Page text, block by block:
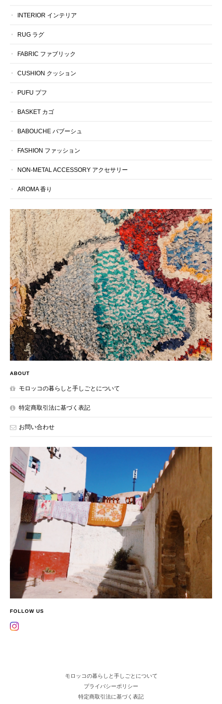
INTERIOR インテリア
RUG ラグ
FABRIC ファブリック
CUSHION クッション
PUFU プフ
BASKET カゴ
BABOUCHE バブーシュ
FASHION ファッション
NON-METAL ACCESSORY アクセサリー
AROMA 香り
ABOUT
モロッコの暮らしと手しごとについて
特定商取引法に基づく表記
お問い合わせ
FOLLOW US
モロッコの暮らしと手しごとについて
プライバシーポリシー
特定商取引法に基づく表記